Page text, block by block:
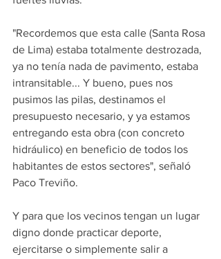
"Recordemos que esta calle (Santa Rosa
de Lima) estaba totalmente destrozada,
ya no tenía nada de pavimento, estaba
intransitable... Y bueno, pues nos
pusimos las pilas, destinamos el
presupuesto necesario, y ya estamos
entregando esta obra (con concreto
hidráulico) en beneficio de todos los
habitantes de estos sectores", señaló
Paco Treviño.
Y para que los vecinos tengan un lugar
digno donde practicar deporte,
ejercitarse o simplemente salir a